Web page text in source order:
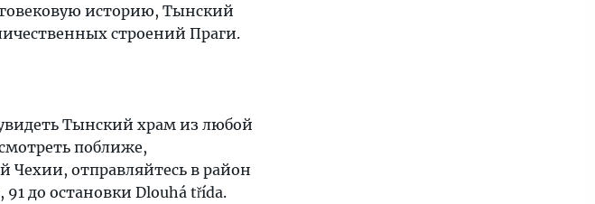
историю, Тынский
строений Праги.
Тынский храм из любой
поближе,
Чехии, отправляйтесь в район
до остановки Dlouhá třída.